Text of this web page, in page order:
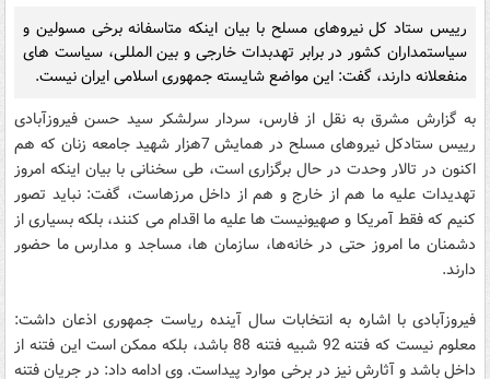
رییس ستاد کل نیروهای مسلح با بیان اینکه متاسفانه برخی مسولین و
سیاستمداران کشور در برابر تهدبدات خارجی و بین المللی، سیاست های
منفعلانه دارند، گفت: این مواضع شایسته جمهوری اسلامی ایران نیست.
به گزارش مشرق به نقل از فارس، سردار سرلشکر سید حسن فیروزآبادی
رییس ستادکل نیروهای مسلح در همایش 7هزار شهید جامعه زنان که هم
اکنون در تالار وحدت در حال برگزاری است، طی سخنانی با بیان اینکه امروز
تهدیدات علیه ما هم از خارج و هم از داخل مرزهاست، گفت: نباید تصور
کنیم که فقط آمریکا و صهیونیست ها علیه ما اقدام می کنند، بلکه بسیاری از
دشمنان ما امروز حتی در خانه‌ها، سازمان ها، مساجد و مدارس ما حضور
دارند.
فیروزآبادی با اشاره به انتخابات سال آینده ریاست جمهوری اذعان داشت:
معلوم نیست که فتنه 92 شبیه فتنه 88 باشد، بلکه ممکن است این فتنه از
داخل باشد و آثارش نیز در برخی موارد پیداست. وی ادامه داد: در جریان فتنه